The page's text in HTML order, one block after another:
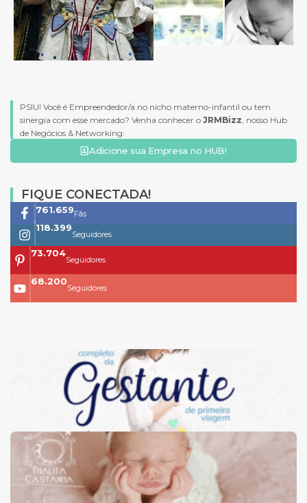
PSIU! Você é Empreendedor/a no nicho materno-infantil ou tem
sinergia com esse mercado? Venha conhecer o JRMBizz, nosso Hub
de Negócios & Networking:
Adicione sua Empresa no HUB!
FIQUE CONECTADA!
761.659Fãs
118.399
Seguidores
73.704
Seguidores
68.200
Seguidores